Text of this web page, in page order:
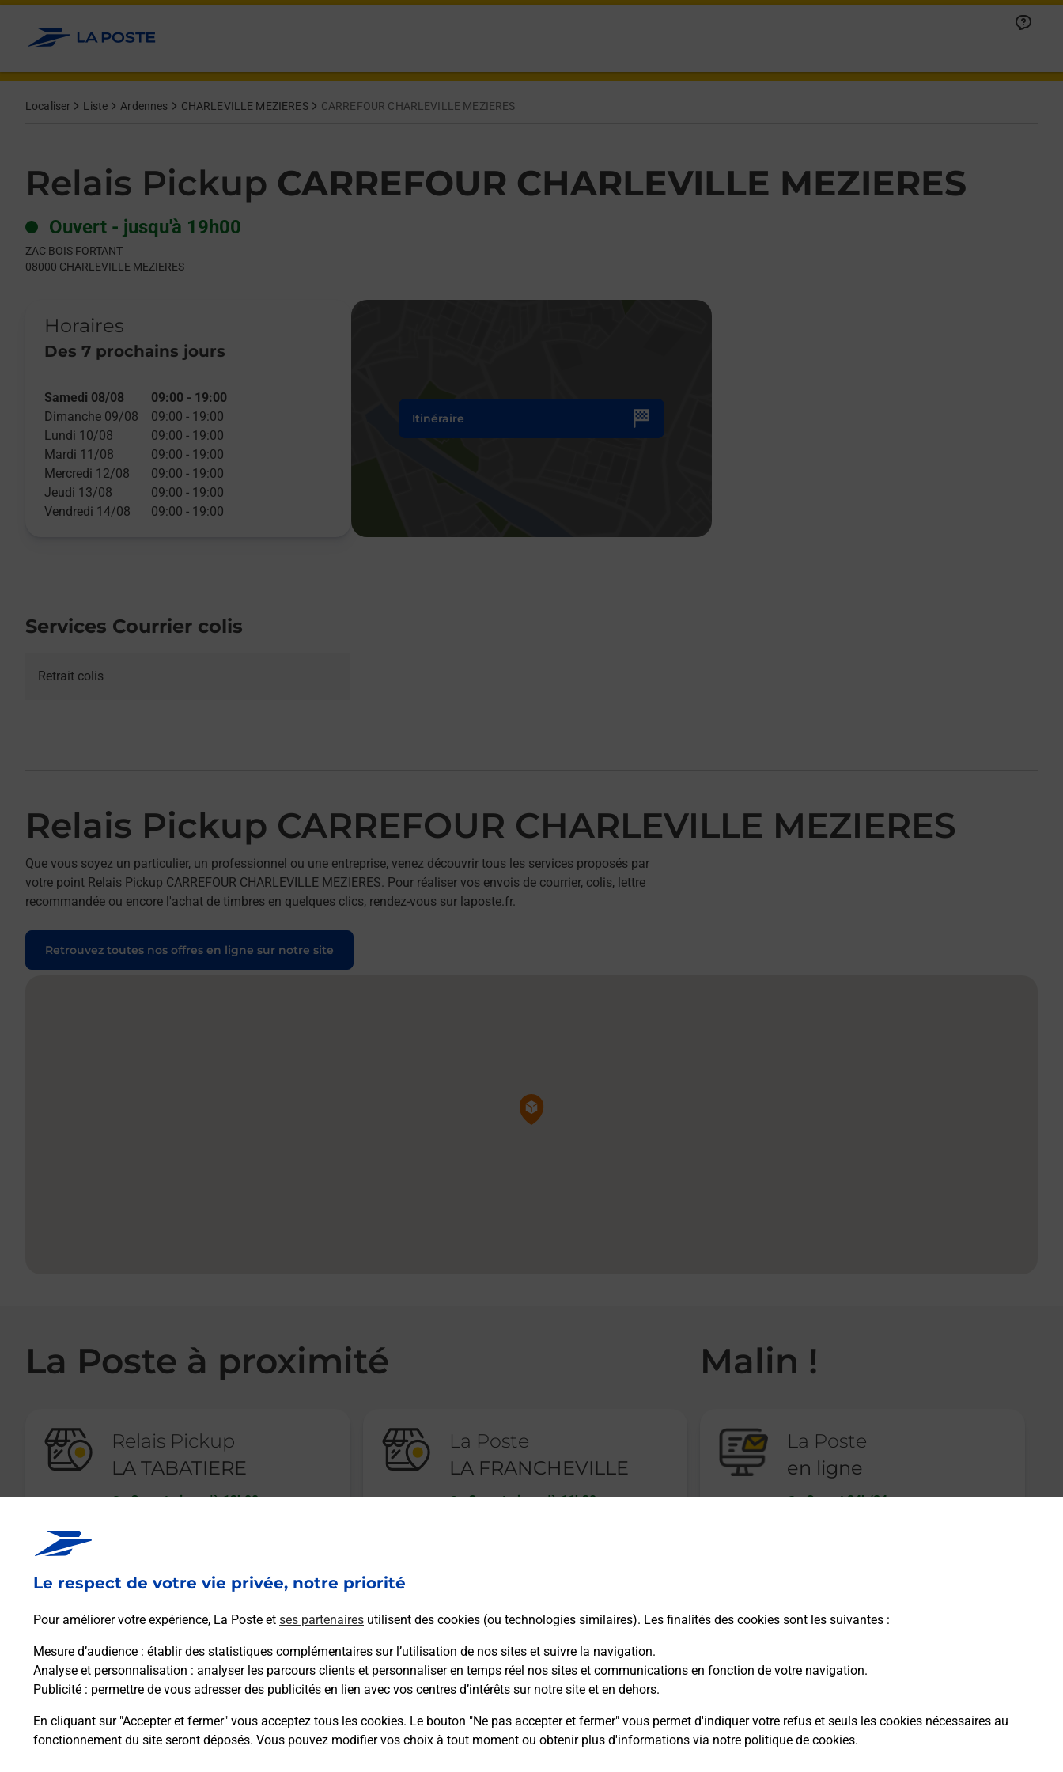
Le respect de votre vie privée, notre priorité
Pour améliorer votre expérience, La Poste et ses partenaires utilisent des cookies (ou technologies similaires). Les finalités des cookies sont les suivantes :
Mesure d’audience : établir des statistiques complémentaires sur l’utilisation de nos sites et suivre la navigation.
Analyse et personnalisation : analyser les parcours clients et personnaliser en temps réel nos sites et communications en fonction de votre navigation.
Publicité : permettre de vous adresser des publicités en lien avec vos centres d’intérêts sur notre site et en dehors.
En cliquant sur "Accepter et fermer" vous acceptez tous les cookies. Le bouton "Ne pas accepter et fermer" vous permet d'indiquer votre refus et seuls les cookies nécessaires au
fonctionnement du site seront déposés. Vous pouvez modifier vos choix à tout moment ou obtenir plus d'informations via notre politique de cookies.
Allez au contenu
Localiser Liste Ardennes CHARLEVILLE MEZIERES CARREFOUR CHARLEVILLE MEZIERES
Relais Pickup CARREFOUR CHARLEVILLE MEZIERES
Ouvert - jusqu'à 19h00
ZAC BOIS FORTANT
08000 CHARLEVILLE MEZIERES
Horaires
Des 7 prochains jours
Day of the WeekHours
Samedi 08/08 09:00 - 19:00
Dimanche 09/08
09:00 - 19:00
Lundi 10/08
09:00 - 19:00
Mardi 11/08
09:00 - 19:00
Mercredi 12/08
09:00 - 19:00
Jeudi 13/08
09:00 - 19:00
Vendredi 14/08
09:00 - 19:00
Itinéraire
Services Courrier colis
Retrait colis
Relais Pickup CARREFOUR CHARLEVILLE MEZIERES
Que vous soyez un particulier, un professionnel ou une entreprise, venez découvrir tous les services proposés par
votre point Relais Pickup CARREFOUR CHARLEVILLE MEZIERES. Pour réaliser vos envois de courrier, colis, lettre
recommandée ou encore l'achat de timbres en quelques clics, rendez-vous sur laposte.fr.
Retrouvez toutes nos offres en ligne sur notre site
Pin de la carte
Get directions to Relais Pickup at ZAC BOIS FORTANT CHARLEVILLE MEZIERES,
lien s'ouvre dans un nouvel onglet
La Poste à proximité
Relais Pickup
LA TABATIERE
Ouvert-jusqu'à 13h00
En savoir plus
La Poste
LA FRANCHEVILLE
Ouvert-jusqu'à 11h30
Malin !
La Poste
en ligne
Ouvert 24h/24